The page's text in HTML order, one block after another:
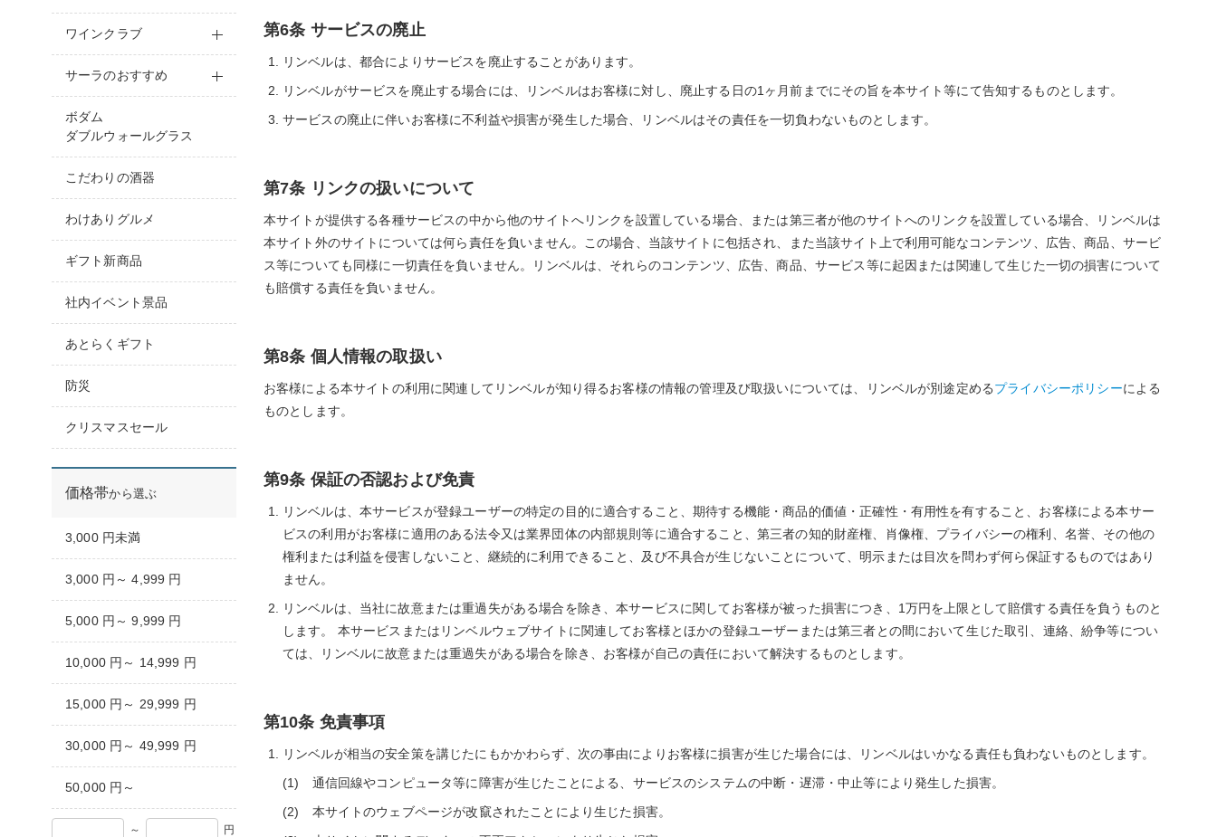
ワインクラブ
サーラのおすすめ
ボダム
ダブルウォールグラス
こだわりの酒器
わけありグルメ
ギフト新商品
社内イベント景品
あとらくギフト
防災
クリスマスセール
価格帯から選ぶ
3,000 円未満
3,000 円～ 4,999 円
5,000 円～ 9,999 円
10,000 円～ 14,999 円
15,000 円～ 29,999 円
30,000 円～ 49,999 円
50,000 円～
～ 円
第6条 サービスの廃止
リンベルは、都合によりサービスを廃止することがあります。
リンベルがサービスを廃止する場合には、リンベルはお客様に対し、廃止する日の1ヶ月前までにその旨を本サイト等にて告知するものとします。
サービスの廃止に伴いお客様に不利益や損害が発生した場合、リンベルはその責任を一切負わないものとします。
第7条 リンクの扱いについて
本サイトが提供する各種サービスの中から他のサイトへリンクを設置している場合、または第三者が他のサイトへのリンクを設置している場合、リンベルは
本サイト外のサイトについては何ら責任を負いません。この場合、当該サイトに包括され、また当該サイト上で利用可能なコンテンツ、広告、商品、サービ
ス等についても同様に一切責任を負いません。リンベルは、それらのコンテンツ、広告、商品、サービス等に起因または関連して生じた一切の損害について
も賠償する責任を負いません。
第8条 個人情報の取扱い
お客様による本サイトの利用に関連してリンベルが知り得るお客様の情報の管理及び取扱いについては、リンベルが別途定めるプライバシーポリシーによる
ものとします。
第9条 保証の否認および免責
リンベルは、本サービスが登録ユーザーの特定の目的に適合すること、期待する機能・商品的価値・正確性・有用性を有すること、お客様による本サー
ビスの利用がお客様に適用のある法令又は業界団体の内部規則等に適合すること、第三者の知的財産権、肖像権、プライバシーの権利、名誉、その他の
権利または利益を侵害しないこと、継続的に利用できること、及び不具合が生じないことについて、明示または目次を問わず何ら保証するものではあり
ません。
リンベルは、当社に故意または重過失がある場合を除き、本サービスに関してお客様が被った損害につき、1万円を上限として賠償する責任を負うものと
します。 本サービスまたはリンベルウェブサイトに関連してお客様とほかの登録ユーザーまたは第三者との間において生じた取引、連絡、紛争等につい
ては、リンベルに故意または重過失がある場合を除き、お客様が自己の責任において解決するものとします。
第10条 免責事項
リンベルが相当の安全策を講じたにもかかわらず、次の事由によりお客様に損害が生じた場合には、リンベルはいかなる責任も負わないものとします。
通信回線やコンピュータ等に障害が生じたことによる、サービスのシステムの中断・遅滞・中止等により発生した損害。
本サイトのウェブページが改竄されたことにより生じた損害。